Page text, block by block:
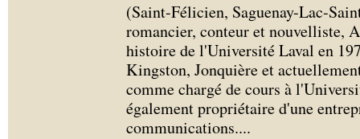
(Saint-Félicien, Saguenay-Lac-
romancier, conteur et nouvelliste,
histoire de l'Université Laval en
Kingston, Jonquière et
comme chargé de cours à
également propriétaire d'une
communications....